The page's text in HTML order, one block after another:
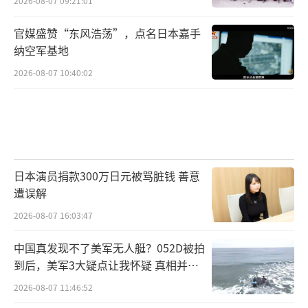
歼-20、歼-35这样的五代机越来越多了。
培训一名合格的五代机飞行员成本高周期长。
改进版L-15成了完美的练兵平台。
模锻造“尖端打手”。
当它作为航母舰载教练机时。双垂尾设计
在狭窄拥挤的航母甲板上调度更方便。降落
时，方向稳定性更好。对舰载机精准着舰帮助
很大。
官媒盛赞“东风浩荡”，点名日本嘉手
纳空军基地
2026-08-07 10:40:02
日本演员捐款300万日元被骂脏钱 善意
遭误解
2026-08-07 16:03:47
中国真发现不了美军无人艇？052D被拍
到后，美军3大疑点让我怀疑 真相并非
如此
2026-08-07 11:46:52